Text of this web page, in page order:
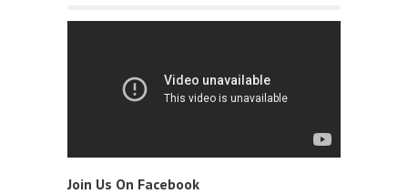
Join Us On Facebook